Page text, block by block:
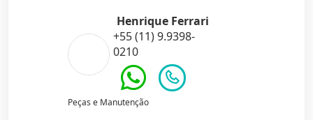
Henrique Ferrari
+55 (11) 9.9398-
0210
Peças e Manutenção